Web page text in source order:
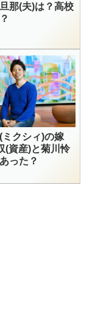
那(夫)は？高校
クシィ)の嫁
(資産)と菊川怜
った？